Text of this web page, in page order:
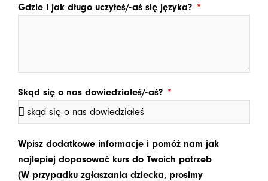
Gdzie i jak długo uczyłeś/-aś się języka?
Skąd się o nas dowiedziałeś/-aś?
Wpisz dodatkowe informacje i pomóż nam jak
najlepiej dopasować kurs do Twoich potrzeb
(W przypadku zgłaszania dziecka, prosimy